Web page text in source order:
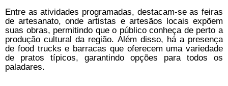
Entre as atividades programadas, destacam-se as feiras
de artesanato, onde artistas e artesãos locais expõem
suas obras, permitindo que o público conheça de perto a
produção cultural da região. Além disso, há a presença
de food trucks e barracas que oferecem uma variedade
de pratos típicos, garantindo opções para todos os
paladares.